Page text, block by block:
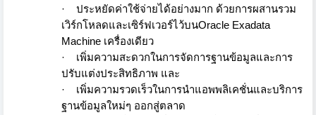
·
ประหยัดค่าใช้จ่ายได้อย่างมาก ด้วยการผสานรวม
เวิร์กโหลดและเซิร์ฟเวอร์ไว้บนOracle Exadata
Machine เครื่องเดียว
·
เพิ่มความสะดวกในการจัดการฐานข้อมูลและการ
ปรับแต่งประสิทธิภาพ และ
·
เพิ่มความรวดเร็วในการนำแอพพลิเคชั่นและบริการ
ฐานข้อมูลใหม่ๆ ออกสู่ตลาด